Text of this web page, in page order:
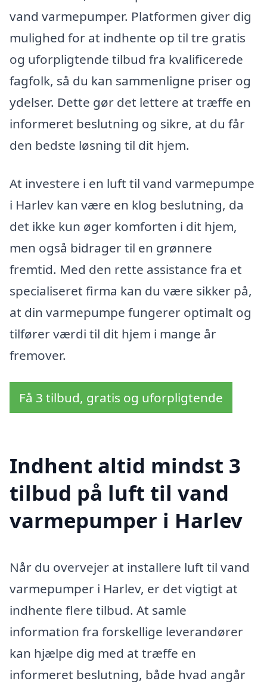
vand varmepumper. Platformen giver dig
mulighed for at indhente op til tre gratis
og uforpligtende tilbud fra kvalificerede
fagfolk, så du kan sammenligne priser og
ydelser. Dette gør det lettere at træffe en
informeret beslutning og sikre, at du får
den bedste løsning til dit hjem.
At investere i en luft til vand varmepumpe
i Harlev kan være en klog beslutning, da
det ikke kun øger komforten i dit hjem,
men også bidrager til en grønnere
fremtid. Med den rette assistance fra et
specialiseret firma kan du være sikker på,
at din varmepumpe fungerer optimalt og
tilfører værdi til dit hjem i mange år
fremover.
Få 3 tilbud, gratis og uforpligtende
Indhent altid mindst 3
tilbud på luft til vand
varmepumper i Harlev
Når du overvejer at installere luft til vand
varmepumper i Harlev, er det vigtigt at
indhente flere tilbud. At samle
information fra forskellige leverandører
kan hjælpe dig med at træffe en
informeret beslutning, både hvad angår